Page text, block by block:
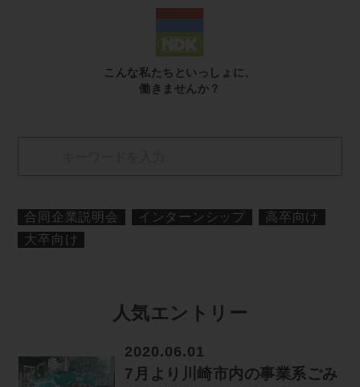
こんな私たちといっしょに、
働きませんか？
合同企業説明会 インターンシップ
高卒向け
大卒向け
人気エントリー
2020.06.01
7月より川崎市内の事業系ごみ